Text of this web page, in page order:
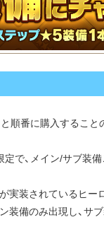
順番に購入すること
で、メイン/サブ装
実装されているヒ
装備のみ出現し、サ